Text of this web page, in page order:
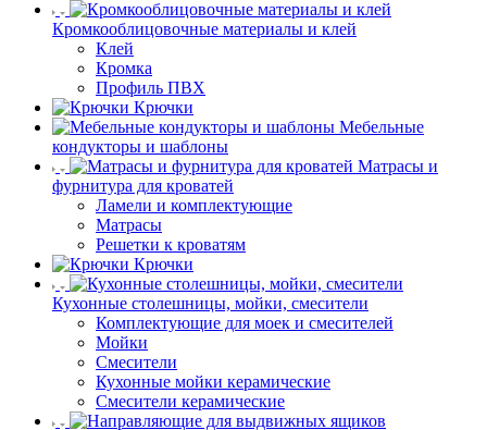
Кромкооблицовочные материалы и клей
Клей
Кромка
Профиль ПВХ
Крючки
Мебельные
кондукторы и шаблоны
Матрасы и
фурнитура для кроватей
Ламели и комплектующие
Матрасы
Решетки к кроватям
Крючки
Кухонные столешницы, мойки, смесители
Комплектующие для моек и смесителей
Мойки
Смесители
Кухонные мойки керамические
Смесители керамические